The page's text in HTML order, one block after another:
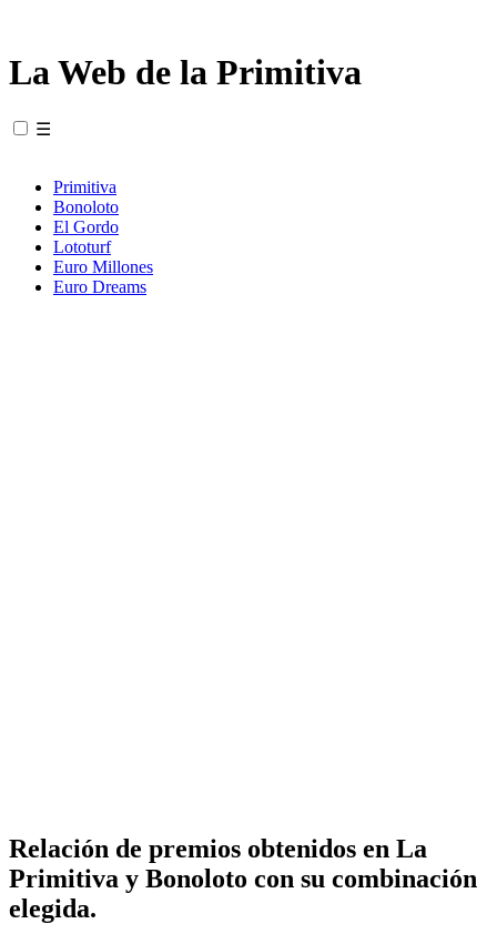
La Web de la Primitiva
☰
Primitiva
Bonoloto
El Gordo
Lototurf
Euro Millones
Euro Dreams
Relación de premios obtenidos en La
Primitiva y Bonoloto con su combinación
elegida.